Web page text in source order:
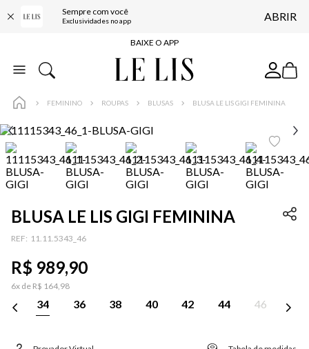
Sempre com você
Exclusividades no app ABRIR
FRETE GRÁTIS*
BAIXE O APP
10% OFF NA PRIMEIRA COMPRA*
FRETE GRÁTIS*
BAIXE O APP
10% OFF NA PRIMEIRA COMPRA*
FEMININO ROUPAS BLUSAS BLUSA LE LIS GIGI FEMININA
BLUSA LE LIS GIGI FEMININA
: 11.11.5343_46
R$ 989,90
6x de R$ 164,98
34 36 38 40 42 44 46